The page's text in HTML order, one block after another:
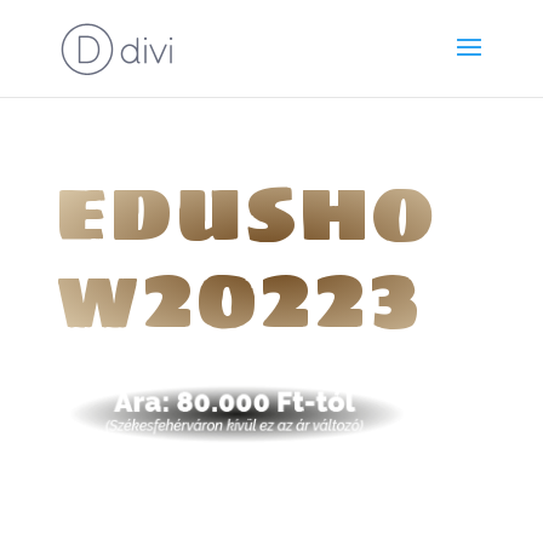
edusho
w20223